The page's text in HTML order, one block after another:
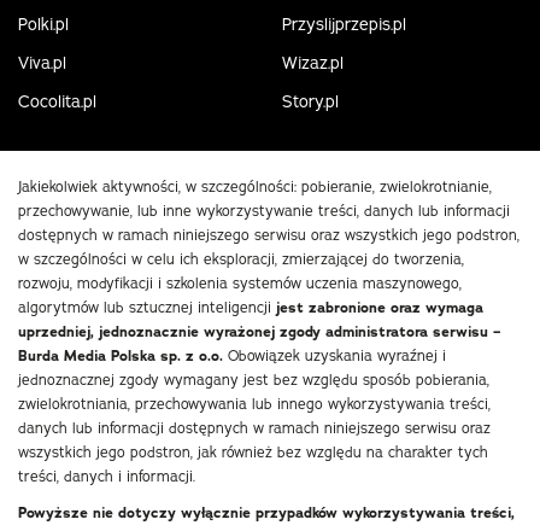
Polki.pl
Przyslijprzepis.pl
Viva.pl
Wizaz.pl
Cocolita.pl
Story.pl
Jakiekolwiek aktywności, w szczególności: pobieranie, zwielokrotnianie,
przechowywanie, lub inne wykorzystywanie treści, danych lub informacji
dostępnych w ramach niniejszego serwisu oraz wszystkich jego podstron,
w szczególności w celu ich eksploracji, zmierzającej do tworzenia,
rozwoju, modyfikacji i szkolenia systemów uczenia maszynowego,
algorytmów lub sztucznej inteligencji jest zabronione oraz wymaga
uprzedniej, jednoznacznie wyrażonej zgody administratora serwisu –
Burda Media Polska sp. z o.o. Obowiązek uzyskania wyraźnej i
jednoznacznej zgody wymagany jest bez względu sposób pobierania,
zwielokrotniania, przechowywania lub innego wykorzystywania treści,
danych lub informacji dostępnych w ramach niniejszego serwisu oraz
wszystkich jego podstron, jak również bez względu na charakter tych
treści, danych i informacji.
Powyższe nie dotyczy wyłącznie przypadków wykorzystywania treści,